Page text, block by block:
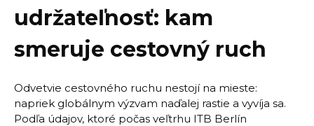
udržateľnosť: kam
smeruje cestovný ruch
Odvetvie cestovného ruchu nestojí na mieste:
napriek globálnym výzvam naďalej rastie a vyvíja sa.
Podľa údajov, ktoré počas veľtrhu ITB Berlín